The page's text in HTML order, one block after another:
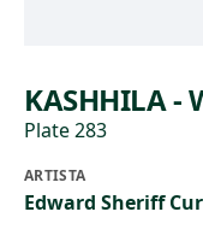
KASHHILA -
Plate 283
ARTISTA
Edward Sheriff